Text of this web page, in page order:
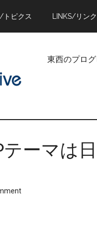
トピクス LINKS/リンク
東西のプロ
ーマは